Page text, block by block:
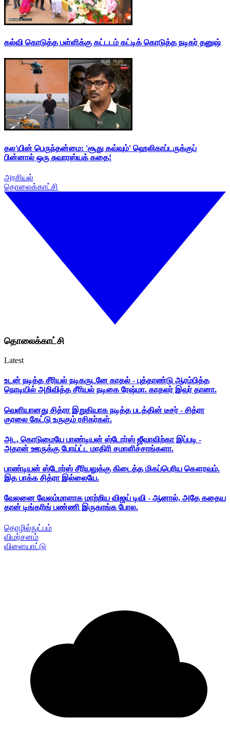
கல்வி கொடுத்த பள்ளிக்கு கட்டடம் கட்டிக் கொடுத்த நடிகர் தனுஷ்
தல'யின் பெருந்தன்மை: 'சூது கவ்வும்' ஹெலிகாப்டருக்குப்
பின்னால் ஒரு சுவாரஸ்யக் கதை!
அரசியல்
தொலைக்காட்சி
தொலைக்காட்சி
Latest
உடன் நடித்த சீரியல் நடிகருடனே காதல் - புத்தாண்டு ஆரம்பித்த
நொடியில் அறிவித்த சீரியல் நடிகை ரேஷ்மா. காதலர் இவர் தானா.
வெளியானது சித்ரா இறுதியாக நடித்த படத்தின் டீசர் - சித்ரா
குரலை கேட்டு உருகும் ரசிகர்கள்.
அட, கொடுமையே பாண்டியன் ஸ்டோர்ஸ் ஜீவாவிற்கா இப்படி -
அதான் ஊருக்கு போய்ட்ட மாதிரி சமாளிச்சாங்களா.
பாண்டியன் ஸ்டோர்ஸ் சீரியலுக்கு கிடைத்த மிகப்பெரிய கௌரவம்.
இத பாக்க சித்ரா இல்லையே.
வேலனை வேலம்மாளாக மாற்றிய விஜய் டிவி - ஆனால், அதே கதைய
தான் டிங்கரிங் பண்ணி இருகாங்க போல.
தொழில்நுட்பம்
விமர்சனம்
விளையாட்டு